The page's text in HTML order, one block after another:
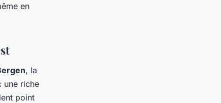
en
, la
une riche
point